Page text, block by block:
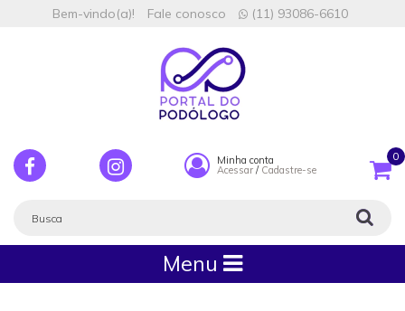
Bem-vindo(a)! Fale conosco (11) 93086-6610
Minha conta
Acessar / Cadastre-se
0
Menu